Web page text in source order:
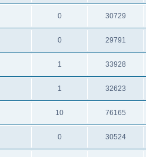
0 30729
0 29791
1 33928
1 32623
10 76165
0 30524